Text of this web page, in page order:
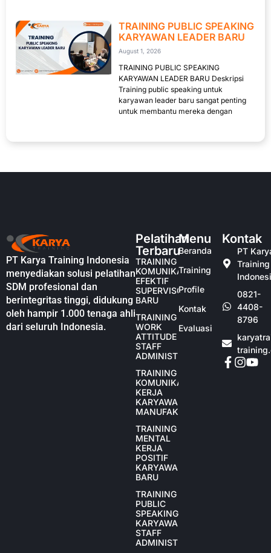
TRAINING PUBLIC SPEAKING
KARYAWAN LEADER BARU
August 1, 2026
TRAINING PUBLIC SPEAKING
KARYAWAN LEADER BARU Deskripsi
Training public speaking untuk
karyawan leader baru sangat penting
untuk membantu mereka dengan
PT Karya Training Indonesia
menyediakan solusi pelatihan
SDM profesional dan
berintegritas tinggi, didukung
oleh hampir 1.000 tenaga ahli
dari seluruh Indonesia.
Pelatihan
Terbaru
TRAINING
KOMUNIKASI
EFEKTIF
SUPERVISOR
BARU
TRAINING
WORK
ATTITUDE
STAFF
ADMINISTRASI
TRAINING
KOMUNIKASI
KERJA
KARYAWAN
MANUFAKTUR
TRAINING
MENTAL
KERJA
POSITIF
KARYAWAN
BARU
TRAINING
PUBLIC
SPEAKING
KARYAWAN
STAFF
ADMINISTRASI
Menu
Beranda
Training
Profile
Kontak
Evaluasi
Kontak
PT
Training
0821-
4408-
8796